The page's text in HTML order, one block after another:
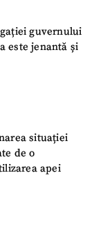
guvernului
este jenantă și
situației
de o
apei